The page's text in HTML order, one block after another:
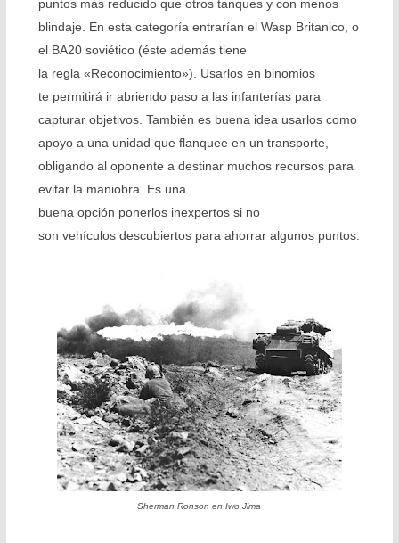
puntos más reducido que otros tanques y con menos
blindaje. En esta categoría entrarían el Wasp Britanico, o
el BA20 soviético (éste además tiene
la regla «Reconocimiento»). Usarlos en binomios
te permitirá ir abriendo paso a las infanterías para
capturar objetivos. También es buena idea usarlos como
apoyo a una unidad que flanquee en un transporte,
obligando al oponente a destinar muchos recursos para
evitar la maniobra. Es una
buena opción ponerlos inexpertos si no
son vehículos descubiertos para ahorrar algunos puntos.
Sherman Ronson en Iwo Jima